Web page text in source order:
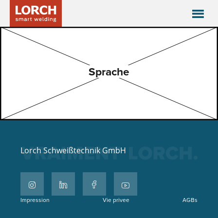
Sprache
Lorch Schweißtechnik GmbH
Impression Vie privee AGBs